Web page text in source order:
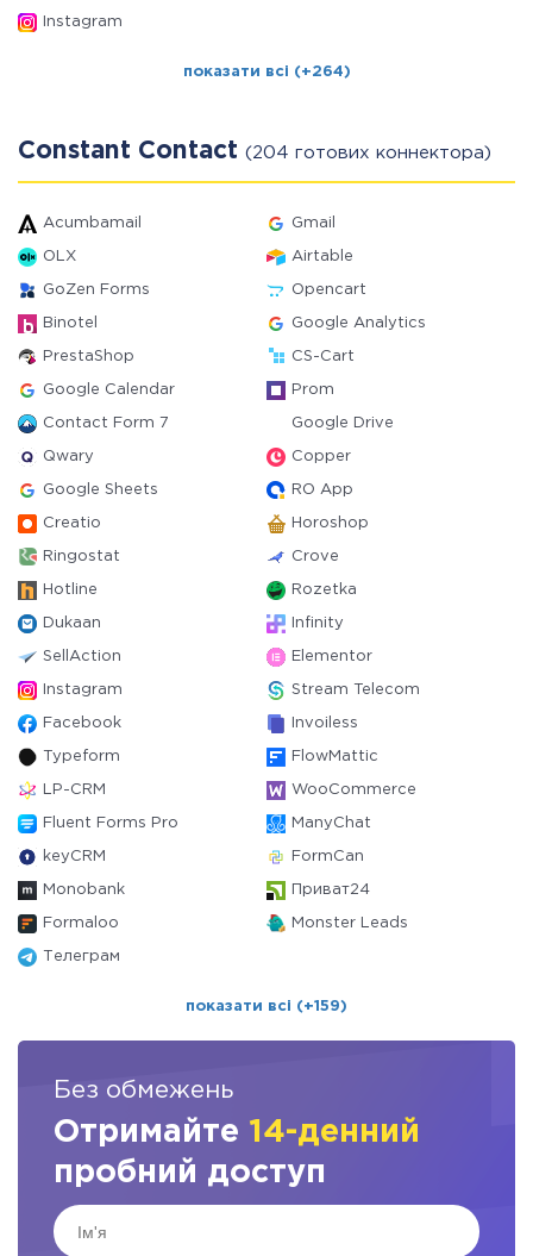
Instagram
показати всі (+264)
Constant Contact (204 готових коннектора)
Acumbamail Gmail
OLX Airtable
GoZen Forms Opencart
Binotel Google Analytics
PrestaShop CS-Cart
Google Calendar Prom
Contact Form 7 Google Drive
Qwary Copper
Google Sheets RO App
Creatio Horoshop
Ringostat Crove
Hotline Rozetka
Dukaan Infinity
SellAction Elementor
Instagram Stream Telecom
Facebook Invoiless
Typeform FlowMattic
LP-CRM WooCommerce
Fluent Forms Pro ManyChat
keyCRM FormCan
Monobank Приват24
Formaloo Monster Leads
Телеграм
показати всі (+159)
Без обмежень
Отримайте 14-денний
пробний доступ